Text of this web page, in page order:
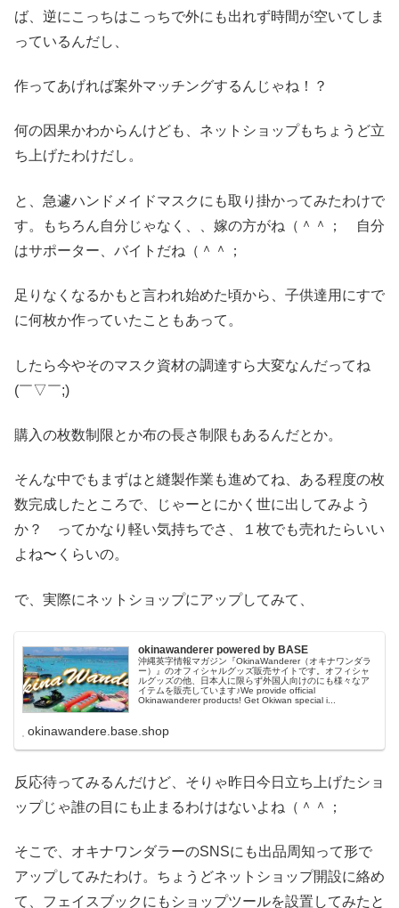
ば、逆にこっちはこっちで外にも出れず時間が空いてしま
っているんだし、
作ってあげれば案外マッチングするんじゃね！？
何の因果かわからんけども、ネットショップもちょうど立
ち上げたわけだし。
と、急遽ハンドメイドマスクにも取り掛かってみたわけで
す。もちろん自分じゃなく、、嫁の方がね（＾＾； 自分
はサポーター、バイトだね（＾＾；
足りなくなるかもと言われ始めた頃から、子供達用にすで
に何枚か作っていたこともあって。
したら今やそのマスク資材の調達すら大変なんだってね
(￣▽￣;)
購入の枚数制限とか布の長さ制限もあるんだとか。
そんな中でもまずはと縫製作業も進めてね、ある程度の枚
数完成したところで、じゃーとにかく世に出してみよう
か？ ってかなり軽い気持ちでさ、１枚でも売れたらいい
よね〜くらいの。
で、実際にネットショップにアップしてみて、
okinawanderer powered by BASE
沖縄英字情報マガジン『OkinaWanderer（オキナワンダラ
ー）』のオフィシャルグッズ販売サイトです。オフィシャ
ルグッズの他、日本人に限らず外国人向けのにも様々なア
イテムを販売しています♪We provide official
Okinawanderer products! Get Okiwan special i...
okinawandere.base.shop
反応待ってみるんだけど、そりゃ昨日今日立ち上げたショ
ップじゃ誰の目にも止まるわけはないよね（＾＾；
そこで、オキナワンダラーのSNSにも出品周知って形で
アップしてみたわけ。ちょうどネットショップ開設に絡め
て、フェイスブックにもショップツールを設置してみたと